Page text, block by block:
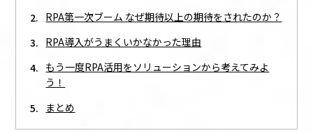
RPA第一次ブーム なぜ期待以上の期待をされたのか？
RPA導入がうまくいかなかった理由
もう一度RPA活用をソリューションから考えてみよ
う！
まとめ